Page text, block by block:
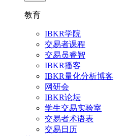
教育
IBKR学院
交易者课程
交易员睿智
IBKR播客
IBKR量化分析博客
网研会
IBKR论坛
学生交易实验室
交易者术语表
交易日历